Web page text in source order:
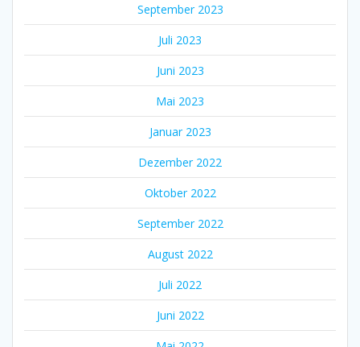
September 2023
Juli 2023
Juni 2023
Mai 2023
Januar 2023
Dezember 2022
Oktober 2022
September 2022
August 2022
Juli 2022
Juni 2022